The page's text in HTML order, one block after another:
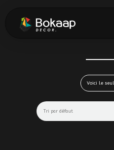
Voici le